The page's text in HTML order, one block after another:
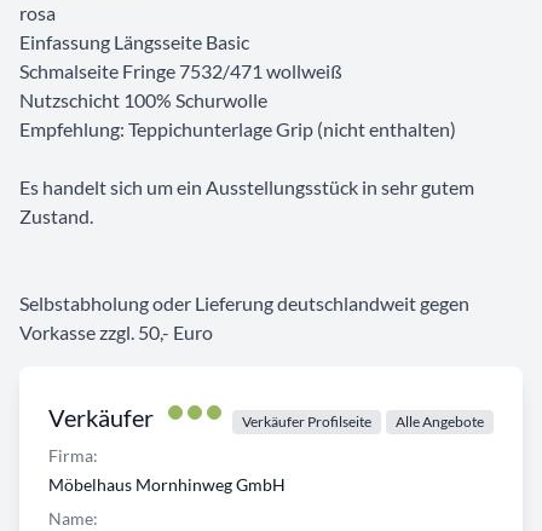
Verkäufer Verkäufer Profilseite Alle Angebote
Firma:
Möbelhaus Mornhinweg GmbH
Name:
rosa
Einfassung Längsseite Basic
Schmalseite Fringe 7532/471 wollweiß
Nutzschicht 100% Schurwolle
Empfehlung: Teppichunterlage Grip (nicht enthalten)
Es handelt sich um ein Ausstellungsstück in sehr gutem
Zustand.
Selbstabholung oder Lieferung deutschlandweit gegen
Vorkasse zzgl. 50,- Euro